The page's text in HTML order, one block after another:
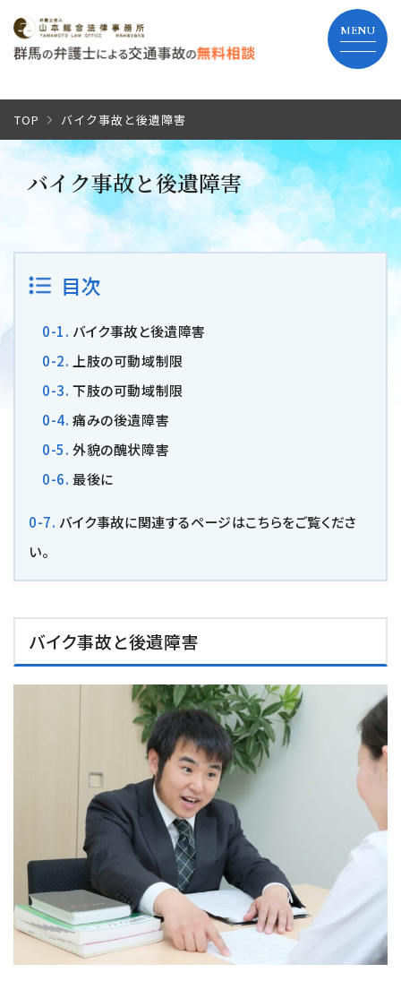
当事務所の特長
弁護士費用
事務所紹介
損害賠償の３基準
交通事故の賠償金額（慰謝料）の解説
過失割合・過失相殺
後遺障害の逸失利益
介護費用
主婦の休業損害
交通事故が労災になったときの対応方法
バイクの交通事故
自転車の交通事故
弁護士紹介
解決事例
TOP バイク事故と後遺障害
バイク事故と後遺障害
目次
バイク事故と後遺障害
上肢の可動域制限
下肢の可動域制限
痛みの後遺障害
外貌の醜状障害
最後に
バイク事故に関連するページはこちらをご覧くださ
い。
バイク事故と後遺障害